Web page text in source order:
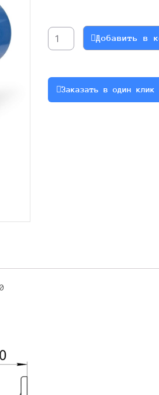
NMRV130-
20-
3
Добавить в
Заказать в один клик